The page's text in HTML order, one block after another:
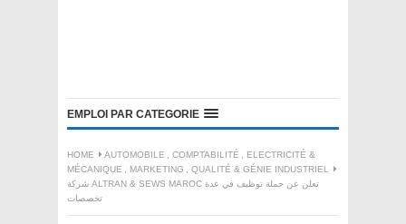
EMPLOI PAR CATEGORIE
HOME AUTOMOBILE , COMPTABILITÉ , ELECTRICITÉ &
MÉCANIQUE , MARKETING , QUALITÉ & GÉNIE INDUSTRIEL
شركة ALTRAN & SEWS MAROC تعلن عن حملة توظيف في عدة
تخصصات